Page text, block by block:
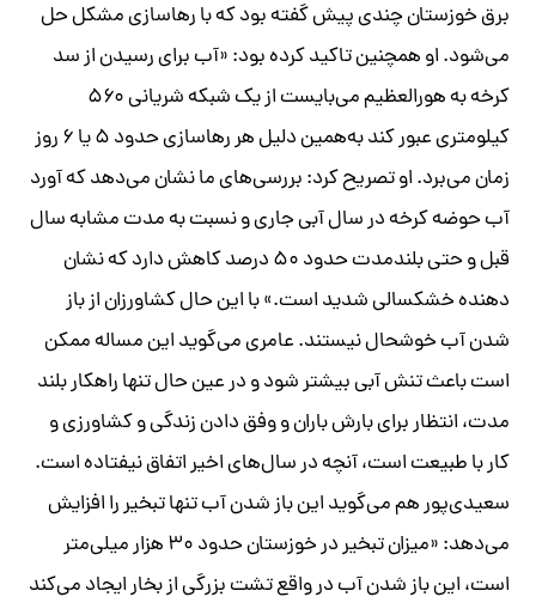
برق خوزستان چندی پیش گفته بود که با رهاسازی مشکل حل
می‌شود. او همچنین تاکید کرده بود: «آب برای رسیدن از سد
کرخه به هورالعظیم می‌بایست از یک شبکه شریانی ۵۶۰
کیلومتری عبور کند به‌همین دلیل هر رها‌سازی حدود ۵ یا ۶ روز
زمان می‌برد. او تصریح کرد: بررسی‌های ما نشان می‌دهد که آورد
آب حوضه کرخه در سال آبی جاری و نسبت به مدت مشابه سال
قبل و حتی بلندمدت حدود ۵۰ درصد کاهش دارد که نشان
دهنده خشکسالی شدید است.» با این حال کشاورزان از باز
شدن آب خوشحال نیستند. عامری می‌گوید این مساله ممکن
است باعث تنش آبی بیشتر شود و در عین حال تنها راهکار بلند
مدت، انتظار برای بارش باران و وفق دادن زندگی و کشاورزی و
کار با طبیعت است، آنچه در سال‌های اخیر اتفاق نیفتاده است.
سعیدی‌پور هم می‌گوید این باز شدن آب تنها تبخیر را افزایش
می‌دهد: «میزان تبخیر در خوزستان حدود ۳۰ هزار میلی‌متر
است، این باز شدن آب در واقع تشت بزرگی از بخار ایجاد می‌کند